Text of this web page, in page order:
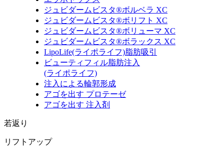
ジュビダームビスタ®ボルベラ XC
ジュビダームビスタ®ボリフト XC
ジュビダームビスタ®ボリューマ XC
ジュビダームビスタ®ボラックス XC
LipoLife(ライポライフ)脂肪吸引
ビューティフィル脂肪注入
(ライポライフ)
注入による輪郭形成
アゴを出す プロテーゼ
アゴを出す 注入剤
若返り
リフトアップ